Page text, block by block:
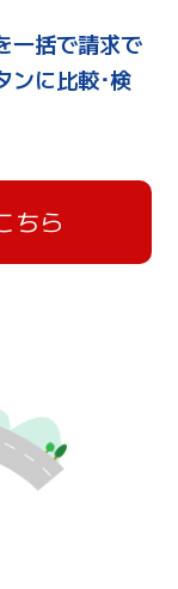
一括で請求で
ンに比較･検
ちら